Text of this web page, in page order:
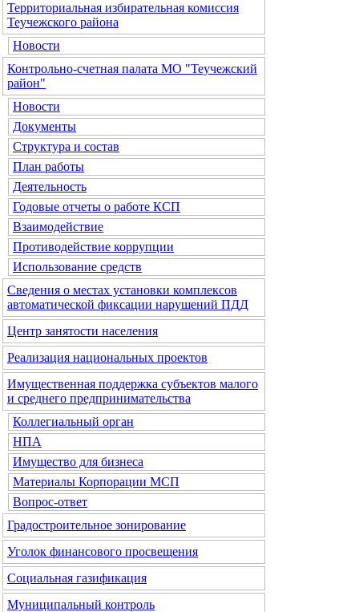
Территориальная избирательная комиссия
Теучежского района
Новости
Контрольно-счетная палата МО "Теучежский
район"
Новости
Документы
Структура и состав
План работы
Деятельность
Годовые отчеты о работе КСП
Взаимодействие
Противодействие коррупции
Использование средств
Сведения о местах установки комплексов
автоматической фиксации нарушений ПДД
Центр занятости населения
Реализация национальных проектов
Имущественная поддержка субъектов малого
и среднего предпринимательства
Коллегиальный орган
НПА
Имущество для бизнеса
Материалы Корпорации МСП
Вопрос-ответ
Градостроительное зонирование
Уголок финансового просвещения
Социальная газификация
Муниципальный контроль